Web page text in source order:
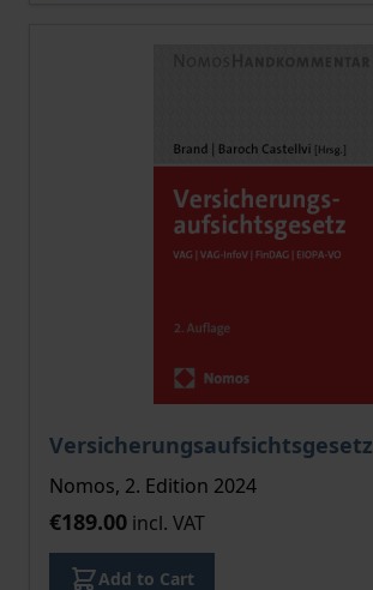
Versicherungsaufsichtsgesetz
Nomos, 2. Edition 2024
€189.00 incl. VAT
Add to Cart